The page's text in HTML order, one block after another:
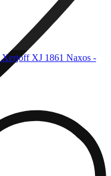
Xerjoff XJ 1861 Naxos -